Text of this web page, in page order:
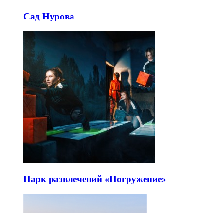
Сад Нурова
Парк развлечений «Погружение»